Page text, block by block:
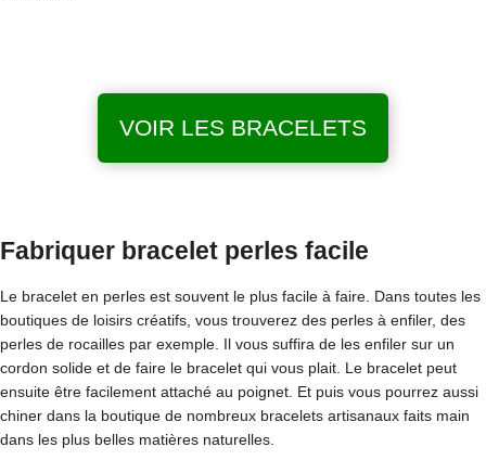
VOIR LES BRACELETS
Fabriquer bracelet perles facile
Le bracelet en perles est souvent le plus facile à faire. Dans toutes les
boutiques de loisirs créatifs, vous trouverez des perles à enfiler, des
perles de rocailles par exemple. Il vous suffira de les enfiler sur un
cordon solide et de faire le bracelet qui vous plait. Le bracelet peut
ensuite être facilement attaché au poignet. Et puis vous pourrez aussi
chiner dans la boutique de nombreux bracelets artisanaux faits main
dans les plus belles matières naturelles.